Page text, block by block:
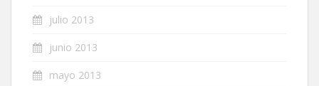
julio 2013
junio 2013
mayo 2013